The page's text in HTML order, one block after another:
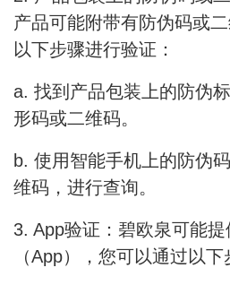
产品可能附带有防伪码或
以下步骤进行验证：
a. 找到产品包装上的防伪
形码或二维码。
b. 使用智能手机上的防伪
维码，进行查询。
3. App验证：碧欧泉可能
（App），您可以通过以下